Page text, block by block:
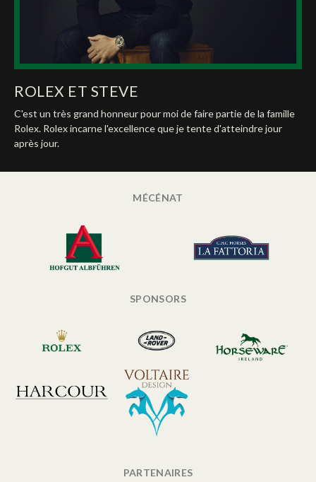
ROLEX ET STEVE
C'est un très grand honneur pour moi de faire partie de la famille
Rolex. Rolex incarne l'excellence que je tente d'atteindre jour
après jour.
MÉCÉNAT
SPONSORS
PARTENAIRES